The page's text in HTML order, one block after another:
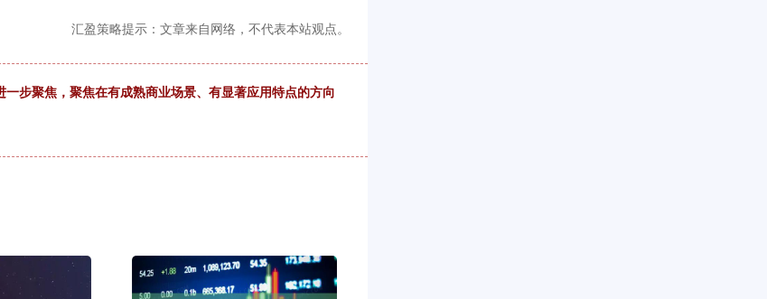
汇盈策略提示：文章来自网络，不代表本站观点。
步聚焦，聚焦在有成熟商业场景、有显著应用特点的方向